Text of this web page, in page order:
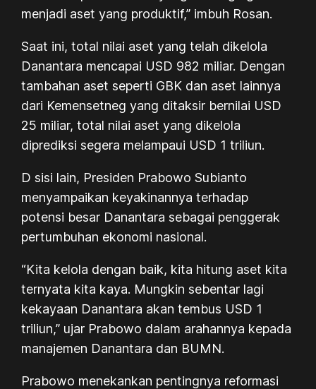
menjadi aset yang produktif,” imbuh Rosan.
Saat ini, total nilai aset yang telah dikelola
Danantara mencapai USD 982 miliar. Dengan
tambahan aset seperti GBK dan aset lainnya
dari Kemensetneg yang ditaksir bernilai USD
25 miliar, total nilai aset yang dikelola
diprediksi segera melampaui USD 1 triliun.
D sisi lain, Presiden Prabowo Subianto
menyampaikan keyakinannya terhadap
potensi besar Danantara sebagai penggerak
pertumbuhan ekonomi nasional.
“Kita kelola dengan baik, kita hitung aset kita
ternyata kita kaya. Mungkin sebentar lagi
kekayaan Danantara akan tembus USD 1
triliun,” ujar Prabowo dalam arahannya kepada
manajemen Danantara dan BUMN.
Prabowo menekankan pentingnya reformasi